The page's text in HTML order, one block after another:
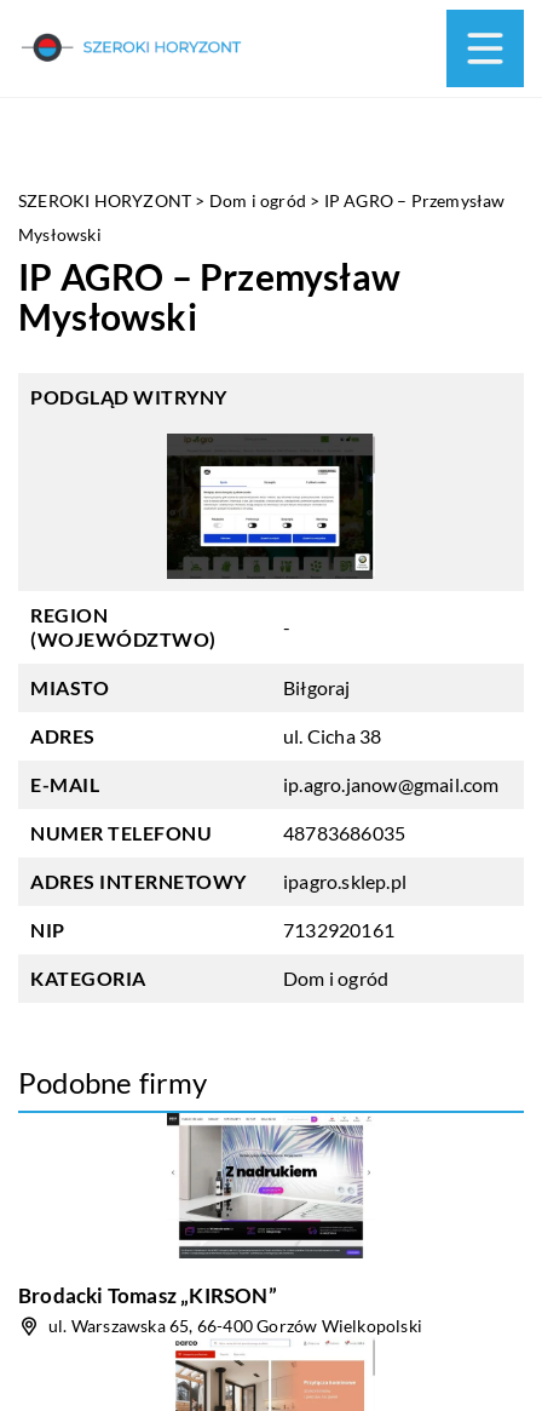
SZEROKI HORYZONT > Dom i ogród > IP AGRO – Przemysław
Mysłowski
IP AGRO – Przemysław
Mysłowski
PODGLĄD WITRYNY
REGION
(WOJEWÓDZTWO)
-
MIASTO Biłgoraj
ADRES ul. Cicha 38
E-MAIL ip.agro.janow@gmail.com
NUMER TELEFONU 48783686035
ADRES INTERNETOWY ipagro.sklep.pl
NIP 7132920161
KATEGORIA Dom i ogród
Podobne firmy
Brodacki Tomasz „KIRSON”
ul. Warszawska 65, 66-400 Gorzów Wielkopolski